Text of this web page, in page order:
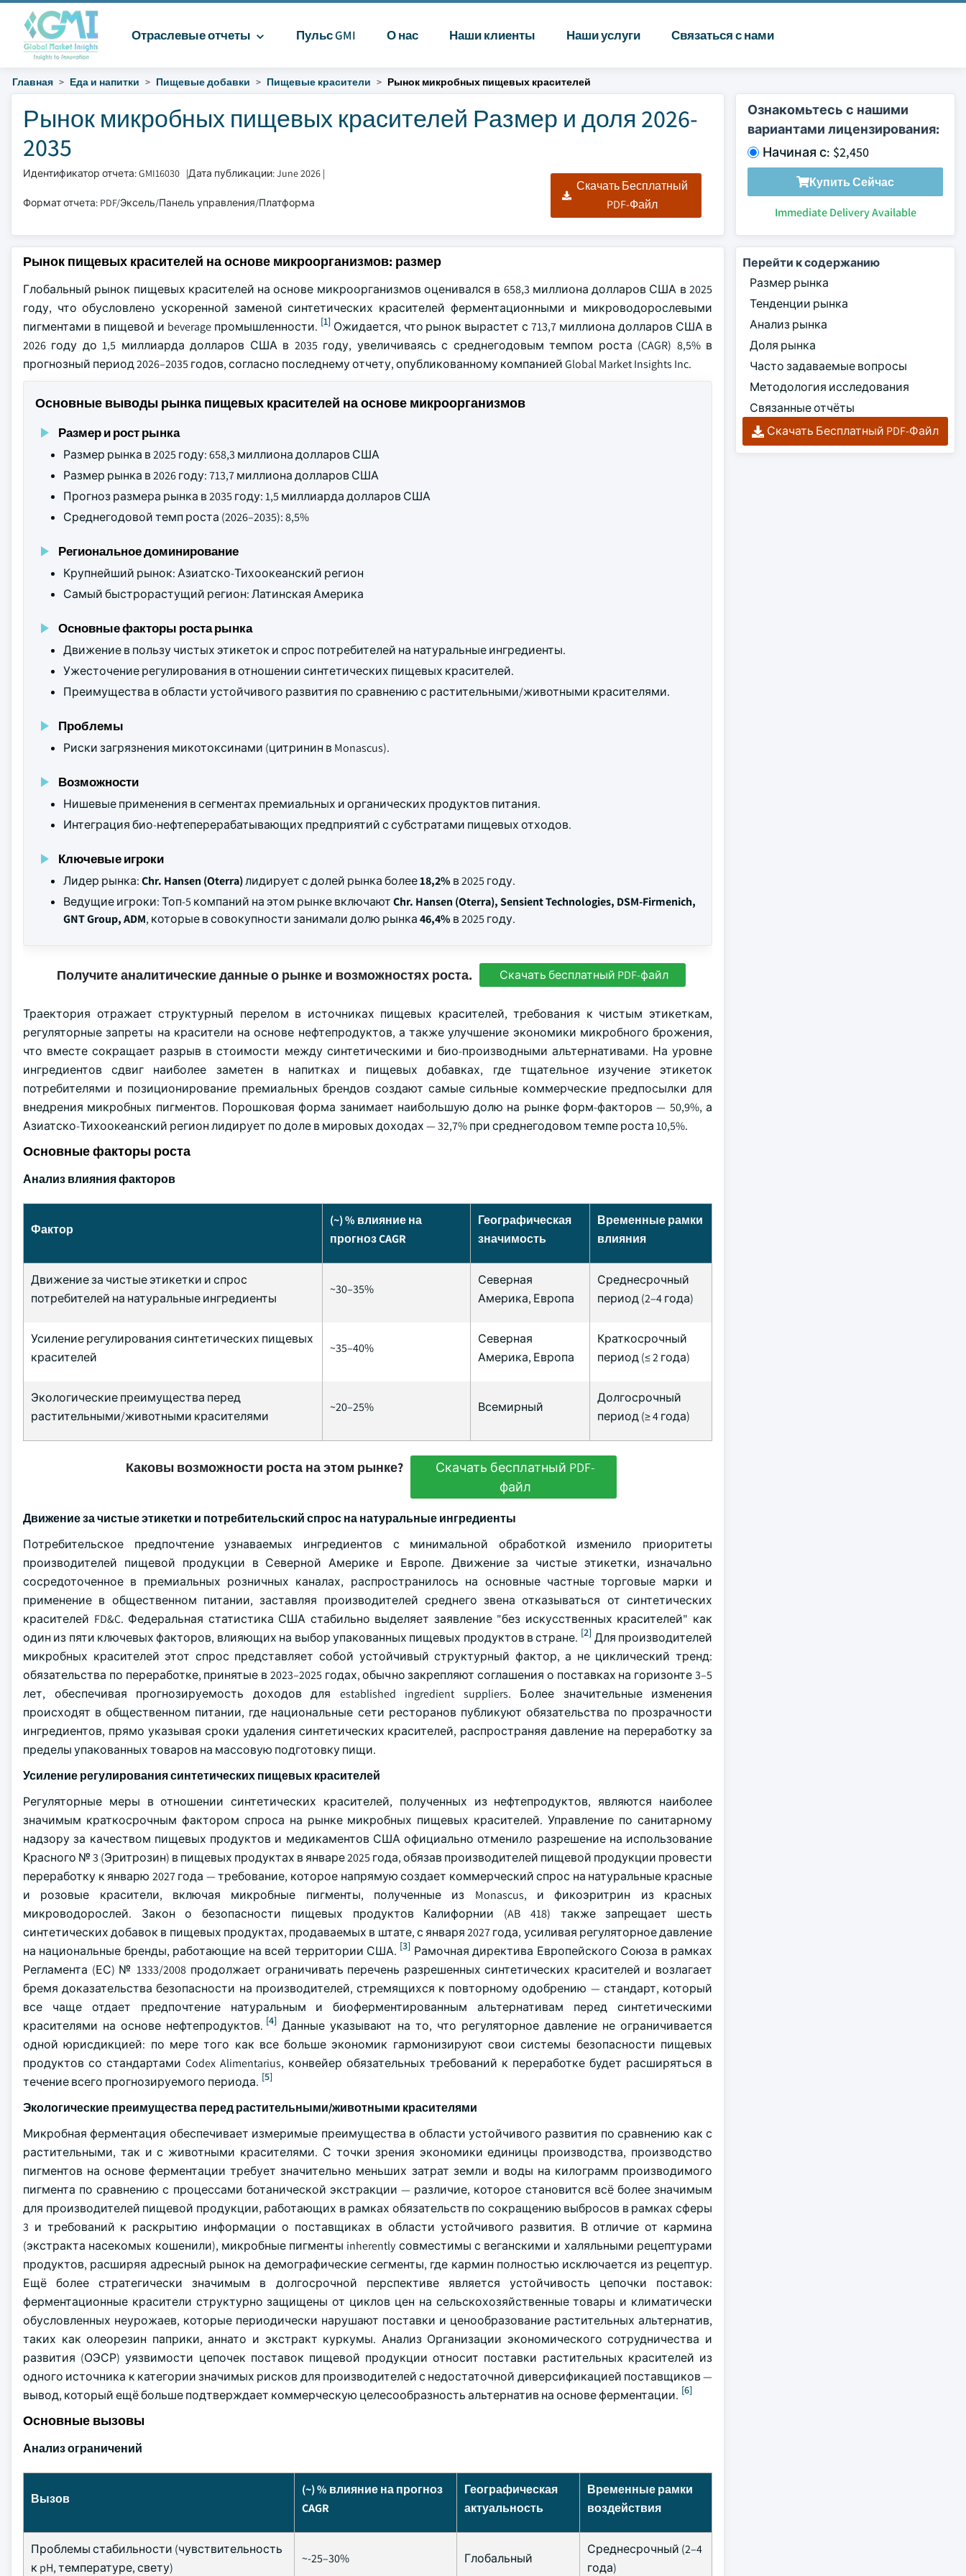
Отраслевые отчеты Пульс GMI О нас Наши клиенты Наши услуги Связаться с нами
Главная Еда и напитки Пищевые добавки Пищевые красители Рынок микробных пищевых красителей
Рынок микробных пищевых красителей Размер и доля 2026-
2035
Идентификатор отчета: GMI16030 |Дата публикации: June 2026 |
Формат отчета: PDF/Эксель/Панель управления/Платформа
Скачать Бесплатный
PDF-Файл
Ознакомьтесь с нашими
вариантами лицензирования:
Начиная с: $2,450
Купить Сейчас
Immediate Delivery Available
Рынок пищевых красителей на основе микроорганизмов: размер
Глобальный рынок пищевых красителей на основе микроорганизмов оценивался в 658,3 миллиона долларов США в 2025
году, что обусловлено ускоренной заменой синтетических красителей ферментационными и микроводорослевыми
пигментами в пищевой и beverage промышленности. [1]Ожидается, что рынок вырастет с 713,7 миллиона долларов США в
2026 году до 1,5 миллиарда долларов США в 2035 году, увеличиваясь с среднегодовым темпом роста (CAGR) 8,5% в
прогнозный период 2026–2035 годов, согласно последнему отчету, опубликованному компанией Global Market Insights Inc.
Основные выводы рынка пищевых красителей на основе микроорганизмов
Размер и рост рынка
Размер рынка в 2025 году: 658,3 миллиона долларов США
Размер рынка в 2026 году: 713,7 миллиона долларов США
Прогноз размера рынка в 2035 году: 1,5 миллиарда долларов США
Среднегодовой темп роста (2026–2035): 8,5%
Региональное доминирование
Крупнейший рынок: Азиатско-Тихоокеанский регион
Самый быстрорастущий регион: Латинская Америка
Основные факторы роста рынка
Движение в пользу чистых этикеток и спрос потребителей на натуральные ингредиенты.
Ужесточение регулирования в отношении синтетических пищевых красителей.
Преимущества в области устойчивого развития по сравнению с растительными/животными красителями.
Проблемы
Риски загрязнения микотоксинами (цитринин в Monascus).
Возможности
Нишевые применения в сегментах премиальных и органических продуктов питания.
Интеграция био-нефтеперерабатывающих предприятий с субстратами пищевых отходов.
Ключевые игроки
Лидер рынка:Chr. Hansen (Oterra)лидирует с долей рынка более18,2% в 2025 году.
Ведущие игроки: Топ-5 компаний на этом рынке включаютChr. Hansen (Oterra), Sensient Technologies, DSM-Firmenich,
GNT Group, ADM, которые в совокупности занимали долю рынка46,4% в 2025 году.
Получите аналитические данные о рынке и возможностях роста. Скачать бесплатный PDF-файл
Траектория отражает структурный перелом в источниках пищевых красителей, требования к чистым этикеткам,
регуляторные запреты на красители на основе нефтепродуктов, а также улучшение экономики микробного брожения,
что вместе сокращает разрыв в стоимости между синтетическими и био-производными альтернативами. На уровне
ингредиентов сдвиг наиболее заметен в напитках и пищевых добавках, где тщательное изучение этикеток
потребителями и позиционирование премиальных брендов создают самые сильные коммерческие предпосылки для
внедрения микробных пигментов. Порошковая форма занимает наибольшую долю на рынке форм-факторов — 50,9%, а
Азиатско-Тихоокеанский регион лидирует по доле в мировых доходах — 32,7% при среднегодовом темпе роста 10,5%.
Основные факторы роста
Анализ влияния факторов
Фактор
(~) % влияние на
прогноз CAGR
Географическая
значимость
Временные рамки
влияния
Движение за чистые этикетки и спрос
потребителей на натуральные ингредиенты
~30–35%
Северная
Америка, Европа
Среднесрочный
период (2–4 года)
Усиление регулирования синтетических пищевых
красителей
~35–40%
Северная
Америка, Европа
Краткосрочный
период (≤ 2 года)
Экологические преимущества перед
растительными/животными красителями
~20–25% Всемирный
Долгосрочный
период (≥ 4 года)
Каковы возможности роста на этом рынке?
Скачать бесплатный PDF-
файл
Движение за чистые этикетки и потребительский спрос на натуральные ингредиенты
Потребительское предпочтение узнаваемых ингредиентов с минимальной обработкой изменило приоритеты
производителей пищевой продукции в Северной Америке и Европе. Движение за чистые этикетки, изначально
сосредоточенное в премиальных розничных каналах, распространилось на основные частные торговые марки и
применение в общественном питании, заставляя производителей среднего звена отказываться от синтетических
красителей FD&C. Федеральная статистика США стабильно выделяет заявление "без искусственных красителей" как
один из пяти ключевых факторов, влияющих на выбор упакованных пищевых продуктов в стране. [2] Для производителей
микробных красителей этот спрос представляет собой устойчивый структурный фактор, а не циклический тренд:
обязательства по переработке, принятые в 2023–2025 годах, обычно закрепляют соглашения о поставках на горизонте 3–5
лет, обеспечивая прогнозируемость доходов для established ingredient suppliers. Более значительные изменения
происходят в общественном питании, где национальные сети ресторанов публикуют обязательства по прозрачности
ингредиентов, прямо указывая сроки удаления синтетических красителей, распространяя давление на переработку за
пределы упакованных товаров на массовую подготовку пищи.
Усиление регулирования синтетических пищевых красителей
Регуляторные меры в отношении синтетических красителей, полученных из нефтепродуктов, являются наиболее
значимым краткосрочным фактором спроса на рынке микробных пищевых красителей. Управление по санитарному
надзору за качеством пищевых продуктов и медикаментов США официально отменило разрешение на использование
Красного № 3 (Эритрозин) в пищевых продуктах в январе 2025 года, обязав производителей пищевой продукции провести
переработку к январю 2027 года — требование, которое напрямую создает коммерческий спрос на натуральные красные
и розовые красители, включая микробные пигменты, полученные из Monascus, и фикоэритрин из красных
микроводорослей. Закон о безопасности пищевых продуктов Калифорнии (AB 418) также запрещает шесть
синтетических добавок в пищевых продуктах, продаваемых в штате, с января 2027 года, усиливая регуляторное давление
на национальные бренды, работающие на всей территории США. [3] Рамочная директива Европейского Союза в рамках
Регламента (ЕС) № 1333/2008 продолжает ограничивать перечень разрешенных синтетических красителей и возлагает
бремя доказательства безопасности на производителей, стремящихся к повторному одобрению — стандарт, который
все чаще отдает предпочтение натуральным и биоферментированным альтернативам перед синтетическими
красителями на основе нефтепродуктов. [4] Данные указывают на то, что регуляторное давление не ограничивается
одной юрисдикцией: по мере того как все больше экономик гармонизируют свои системы безопасности пищевых
продуктов со стандартами Codex Alimentarius, конвейер обязательных требований к переработке будет расширяться в
течение всего прогнозируемого периода. [5]
Экологические преимущества перед растительными/животными красителями
Микробная ферментация обеспечивает измеримые преимущества в области устойчивого развития по сравнению как с
растительными, так и с животными красителями. С точки зрения экономики единицы производства, производство
пигментов на основе ферментации требует значительно меньших затрат земли и воды на килограмм производимого
пигмента по сравнению с процессами ботанической экстракции — различие, которое становится всё более значимым
для производителей пищевой продукции, работающих в рамках обязательств по сокращению выбросов в рамках сферы
3 и требований к раскрытию информации о поставщиках в области устойчивого развития. В отличие от кармина
(экстракта насекомых кошенили), микробные пигменты inherently совместимы с веганскими и халяльными рецептурами
продуктов, расширяя адресный рынок на демографические сегменты, где кармин полностью исключается из рецептур.
Ещё более стратегически значимым в долгосрочной перспективе является устойчивость цепочки поставок:
ферментационные красители структурно защищены от циклов цен на сельскохозяйственные товары и климатически
обусловленных неурожаев, которые периодически нарушают поставки и ценообразование растительных альтернатив,
таких как олеорезин паприки, аннато и экстракт куркумы. Анализ Организации экономического сотрудничества и
развития (ОЭСР) уязвимости цепочек поставок пищевой продукции относит поставки растительных красителей из
одного источника к категории значимых рисков для производителей с недостаточной диверсификацией поставщиков —
вывод, который ещё больше подтверждает коммерческую целесообразность альтернатив на основе ферментации. [6]
Основные вызовы
Анализ ограничений
Вызов
(~) % влияние на прогноз
CAGR
Географическая
актуальность
Временные рамки
воздействия
Проблемы стабильности (чувствительность
к pH, температуре, свету)
~-25–30% Глобальный
Среднесрочный (2–4
года)
Перейти к содержанию
Размер рынка
Тенденции рынка
Анализ рынка
Доля рынка
Часто задаваемые вопросы
Методология исследования
Связанные отчёты
Скачать Бесплатный PDF-Файл